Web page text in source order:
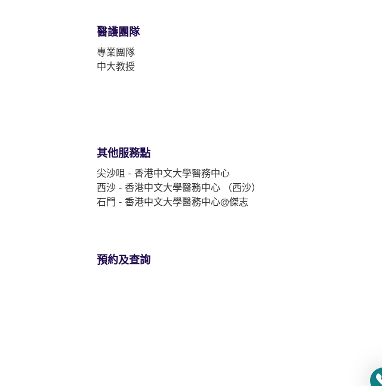
醫護團隊
專業團隊
中大教授
其他服務點
尖沙咀 - 香港中文大學醫務中心
西沙 - 香港中文大學醫務中心 （西沙）
石門 - 香港中文大學醫務中心@傑志
預約及查詢